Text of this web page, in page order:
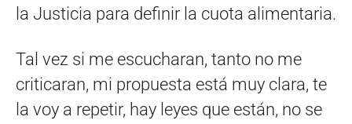
la Justicia para definir la cuota alimentaria.
Tal vez si me escucharan, tanto no me
criticaran, mi propuesta está muy clara, te
la voy a repetir, hay leyes que están, no se